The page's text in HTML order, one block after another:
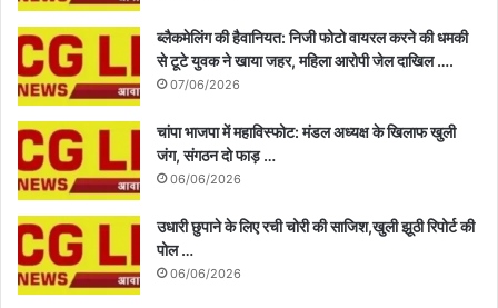
ब्लैकमेलिंग की हैवानियत: निजी फोटो वायरल करने की धमकी
से टूटे युवक ने खाया जहर, महिला आरोपी जेल दाखिल ….
07/06/2026
चांपा भाजपा में महाविस्फोट: मंडल अध्यक्ष के खिलाफ खुली
जंग, संगठन दो फाड़ …
06/06/2026
उधारी छुपाने के लिए रची चोरी की साजिश,खुली झूठी रिपोर्ट की
पोल …
06/06/2026